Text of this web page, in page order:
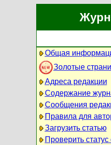
Общая
Золотые
Адреса редакции
Содержание
Сообщения
Правила для
Загрузить статью
Проверить статус